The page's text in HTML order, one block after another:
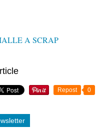
A SCRAP
Repost 0